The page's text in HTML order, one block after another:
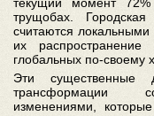
трущобах.
считаются
их
глобальных по-своему
Эти существенные
трансформации
изменениями,